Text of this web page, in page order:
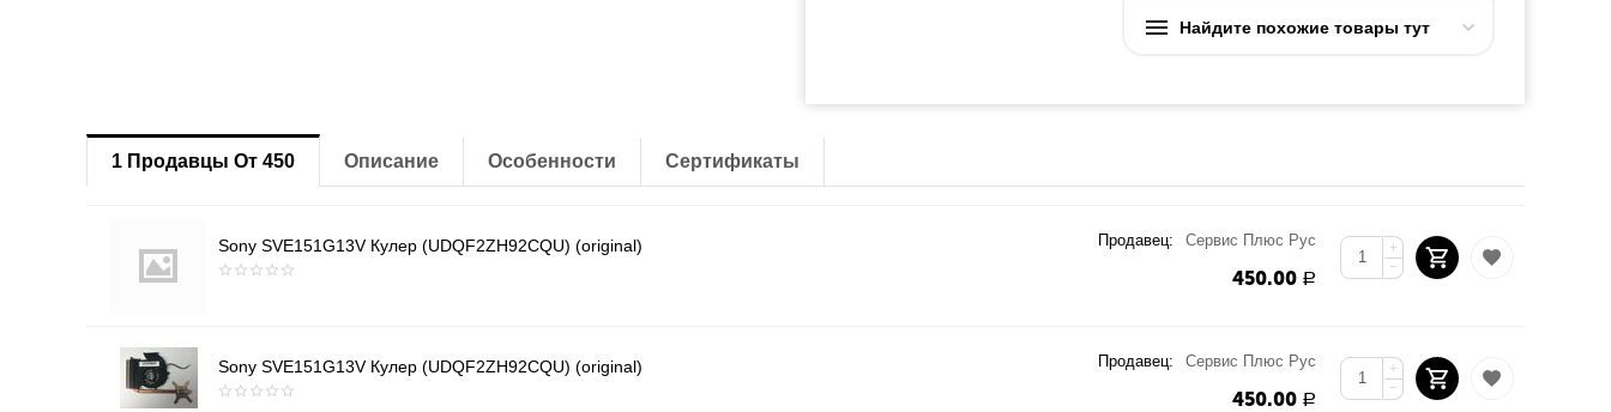
Найдите похожие товары тут
1 Продавцы От 450 Описание Особенности Сертификаты
Sony SVE151G13V Кулер (UDQF2ZH92CQU) (original) Продавец: Сервис Плюс Рус
450.00 Р
+
−
Sony SVE151G13V Кулер (UDQF2ZH92CQU) (original) Продавец: Сервис Плюс Рус
450.00 Р
+
−